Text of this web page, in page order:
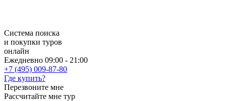
Система поиска
и покупки туров
онлайн
Ежедневно 09:00 - 21:00
+7 (495) 009-87-80
Где купить?
Перезвоните мне
Рассчитайте мне тур